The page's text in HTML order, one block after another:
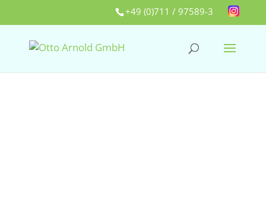
+49 (0)711 / 97589-3